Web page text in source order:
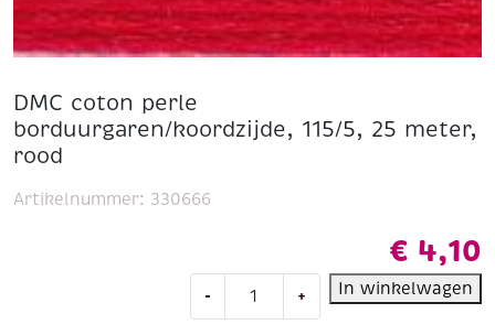
DMC coton perle
borduurgaren/koordzijde, 115/5, 25 meter,
rood
€ 4,10
- + In winkelwagen
Artikelnummer: 330666